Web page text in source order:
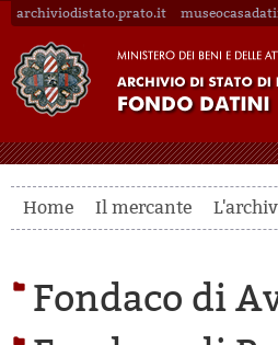
archiviodistato.prato.it
Home Il mercante
Fondaco di